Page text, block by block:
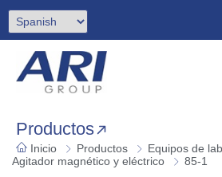
Productos
Inicio Productos
Equipos de
Agitador magnético y eléctrico
85-1